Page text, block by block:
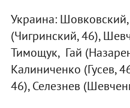
Украина:
(Чигринский, 46),
Тимощук, Гай
Калиниченко (Гусев,
46), Селезнев